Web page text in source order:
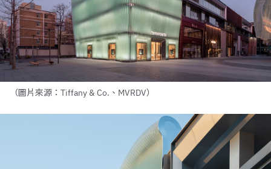
（圖片來源：Tiffany & Co.、MVRDV）